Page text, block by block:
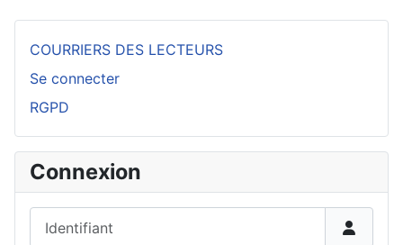
COURRIERS DES LECTEURS
Se connecter
RGPD
Connexion